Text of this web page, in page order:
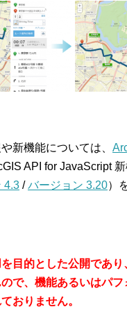
新機能については、
API for JavaScript
4.3 /バージョン 3.20）
目的とした公開であり
で、機能あるいはパ
おりません。